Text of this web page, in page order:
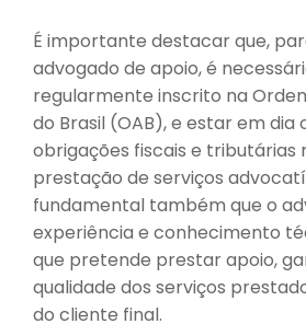
É importante destacar que,
advogado de apoio, é
regularmente inscrito na
do Brasil (OAB), e estar em dia
obrigações fiscais e tributárias
prestação de serviços
fundamental também que o
experiência e conhecimento
que pretende prestar apoio,
qualidade dos serviços
do cliente final.